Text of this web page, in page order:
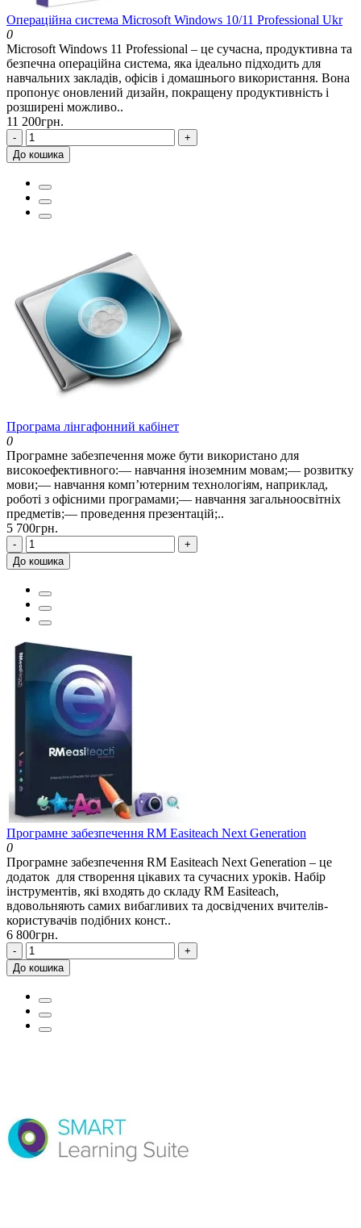
Операційна система Microsoft Windows 10/11 Professional Ukr
0
Microsoft Windows 11 Professional – це сучасна, продуктивна та
безпечна операційна система, яка ідеально підходить для
навчальних закладів, офісів і домашнього використання. Вона
пропонує оновлений дизайн, покращену продуктивність і
розширені можливо..
11 200грн.
-
+
До кошика
Програма лінгафонний кабінет
0
Програмне забезпечення може бути використано для
високоефективного:— навчання іноземним мовам;— розвитку
мови;— навчання комп’ютерним технологіям, наприклад,
роботі з офісними програмами;— навчання загальноосвітніх
предметів;— проведення презентацій;..
5 700грн.
-
+
До кошика
Програмне забезпечення RM Easiteach Next Generation
0
Програмне забезпечення RM Easiteach Next Generation – це
додаток для створення цікавих та сучасних уроків. Набір
інструментів, які входять до складу RM Easiteach,
вдовольняють самих вибагливих та досвідчених вчителів-
користувачів подібних конст..
6 800грн.
-
+
До кошика